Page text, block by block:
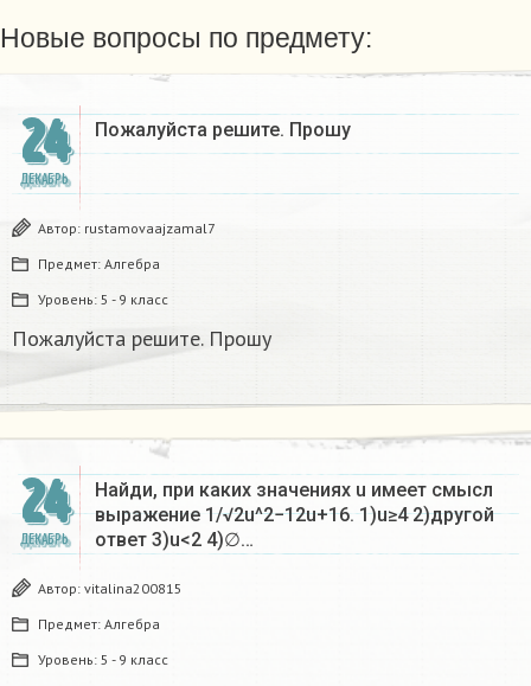
Новые вопросы по предмету:
24
ДЕКАБРЬ
Пожалуйста решите. Прошу
Автор: rustamovaajzamal7
Предмет: Алгебра
Уровень: 5 - 9 класс
Пожалуйста решите. Прошу
24
ДЕКАБРЬ
Найди, при каких значениях u имеет смысл
выражение 1/√2u^2−12u+16. 1)u≥4 2)другой
ответ 3)u<2 4)∅…
Автор: vitalina200815
Предмет: Алгебра
Уровень: 5 - 9 класс